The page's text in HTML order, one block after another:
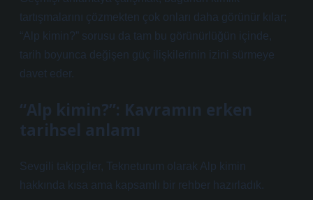
tartışmalarını çözmekten çok onları daha görünür kılar;
“Alp kimin?” sorusu da tam bu görünürlüğün içinde,
tarih boyunca değişen güç ilişkilerinin izini sürmeye
davet eder.
“Alp kimin?”: Kavramın erken
tarihsel anlamı
Sevgili takipçiler, Tekneturum olarak Alp kimin
hakkında kısa ama kapsamlı bir rehber hazırladık.